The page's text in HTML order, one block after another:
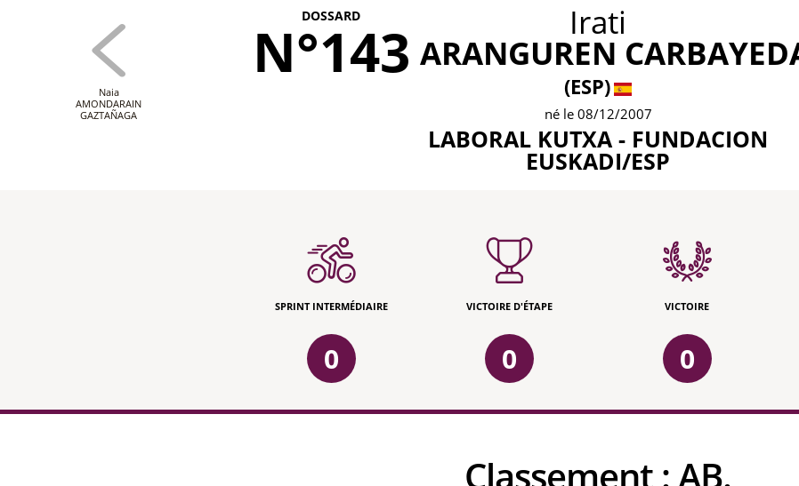
DOSSARD
N°143 Irati
ARANGUREN
(ESP)
né le 08/12/2007
LABORAL KUTXA - FUNDACION
EUSKADI/ESP
Naia
AMONDARAIN
GAZTAÑAGA
SPRINT INTERMÉDIAIRE
0
VICTOIRE D'ÉTAPE
0
VICTOIRE
0
Classement :AB.